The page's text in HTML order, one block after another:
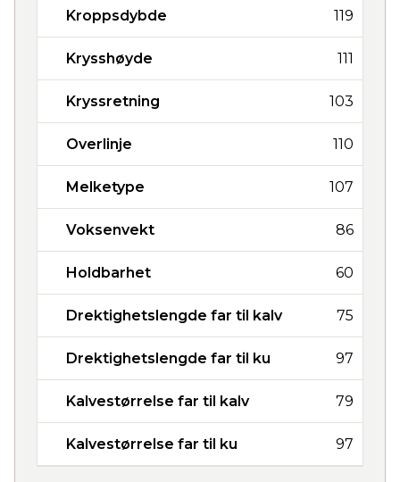
Kroppsdybde 119
Krysshøyde 111
Kryssretning 103
Overlinje 110
Melketype 107
Voksenvekt 86
Holdbarhet 60
Drektighetslengde far til kalv 75
Drektighetslengde far til ku 97
Kalvestørrelse far til kalv 79
Kalvestørrelse far til ku 97